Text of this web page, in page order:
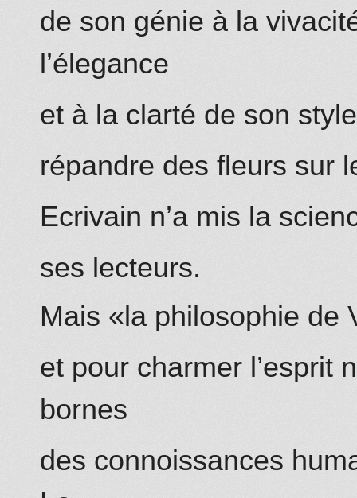
de son génie à la
l’élegance
et à la clarté de son
répandre des fleurs sur
Ecrivain n’a mis la
ses lecteurs.
Mais «la philosophie de
et pour charmer l’esprit
bornes
des connoissances